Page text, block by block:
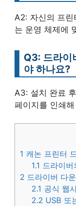
A2: 자신의 프
는 운영 체제에
Q3: 드라이
야 하나요?
A3: 설치 완료
페이지를 인쇄
1 캐논 프린터
1.1 드라이
2 드라이버 다
2.1 공식 웹
2.2 USB 또